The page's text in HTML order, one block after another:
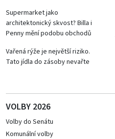
Supermarket jako
architektonický skvost? Billa i
Penny mění podobu obchodů
Vařená rýže je největší riziko.
Tato jídla do zásoby nevařte
VOLBY 2026
Volby do Senátu
Komunální volby